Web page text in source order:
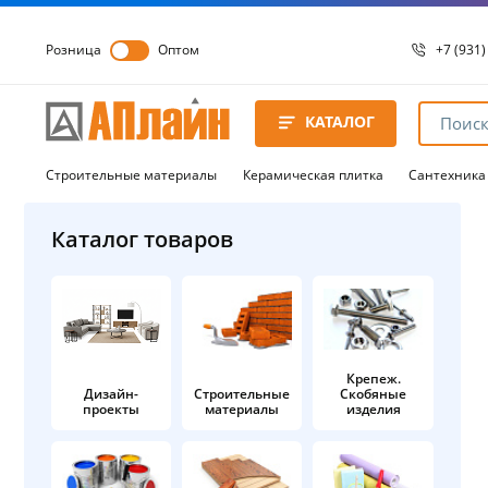
Розница Оптом +7
8 8172
8 8172
КАТАЛОГ
Строительные материалы Керамическая плитка Сантехника
Каталог товаров
Дизайн-
проекты
Строительные
материалы
Крепеж.
Скобяные
изделия